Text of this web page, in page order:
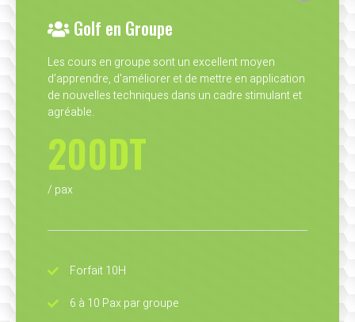
Golf en Groupe
Les cours en groupe sont un excellent moyen
d’apprendre, d'améliorer et de mettre en application
de nouvelles techniques dans un cadre stimulant et
agréable.
200DT
/ pax
Forfait 10H
6 à 10 Pax par groupe